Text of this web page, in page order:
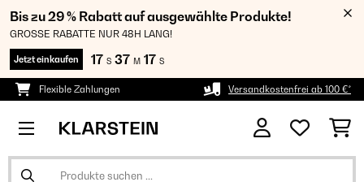
Bis zu 29 % Rabatt auf ausgewählte Produkte!
GROSSE RABATTE NUR 48H LANG!
Jetzt einkaufen 17 S 37 M 15 S
Flexible Zahlungen Versandkostenfrei ab 100 €*